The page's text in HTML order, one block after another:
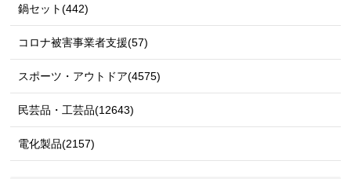
鍋セット(442)
コロナ被害事業者支援(57)
スポーツ・アウトドア(4575)
民芸品・工芸品(12643)
電化製品(2157)